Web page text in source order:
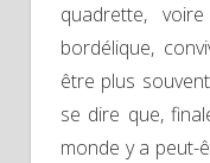
quadrette,
bordélique,
être plus
se dire que,
monde y a peut-